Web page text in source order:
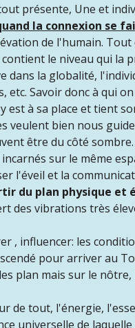
présente, Une et
la connexion se
de l'humain.
le niveau qui
dans la globalité,
etc. Savoir donc à qui
est à sa place et tient
veulent bien nous
être du côté sombre.
sur le même
l'éveil et la
du plan physique et
des vibrations très
, influencer: les
pour arriver au
plan mais sur le
de tout, l'énergie,
universelle de